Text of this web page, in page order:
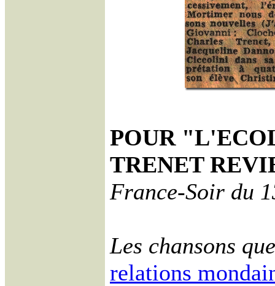
POUR
TRENET
France-Soir du
Les chansons
relations